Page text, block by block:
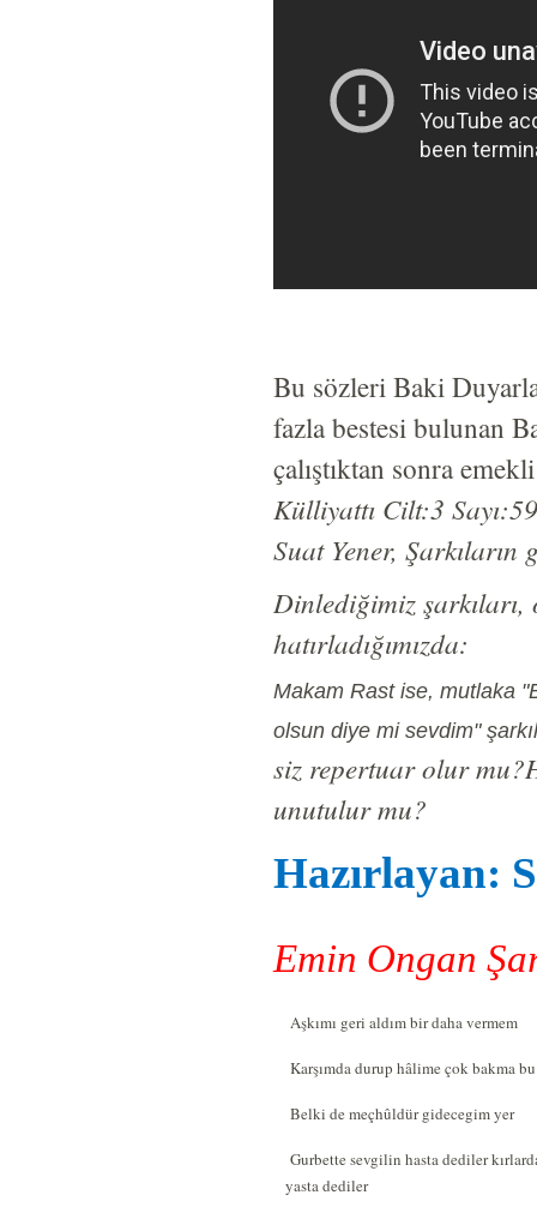
Bu sözleri Baki
fazla bestesi bulunan
çalıştıktan sonra
Külliyattı Cilt:3
Suat Yener,
Dinlediğimiz şarkıları,
hatırladığımızda:
Makam Rast ise, mutlaka
olsun diye mi sevdim"
siz repertuar olur mu?
unutulur mu?
Hazırlayan:
Emin Ongan
Aşkımı geri aldım bir daha vermem
Karşımda durup hâlime çok bakma
Belki de meçhûldür gidecegim yer
Gurbette sevgilin hasta dediler
yasta dediler